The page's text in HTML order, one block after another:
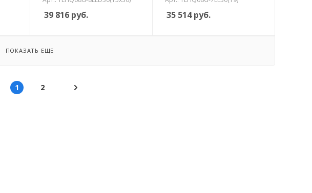
39 816руб. 35 514руб.
ПОКАЗАТЬ ЕЩЕ
1 2